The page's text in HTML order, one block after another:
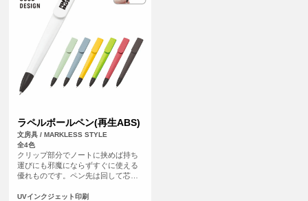
ラペルボールペン(再生ABS)
文房具 / MARKLESS STYLE
全4色
クリップ部分でノートに挟めば持ち
運びにも邪魔にならずすぐに使える
優れものです。ペン先は回して芯を
ボールペンの径は0.7mm。
UVインクジェット印刷